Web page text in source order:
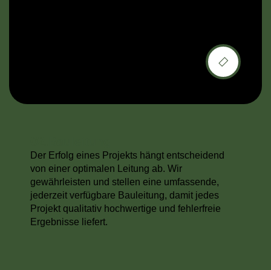
Der Erfolg eines Projekts hängt entscheidend
von einer optimalen Leitung ab. Wir
gewährleisten und stellen eine umfassende,
jederzeit verfügbare Bauleitung, damit jedes
Projekt qualitativ hochwertige und fehlerfreie
Ergebnisse liefert.